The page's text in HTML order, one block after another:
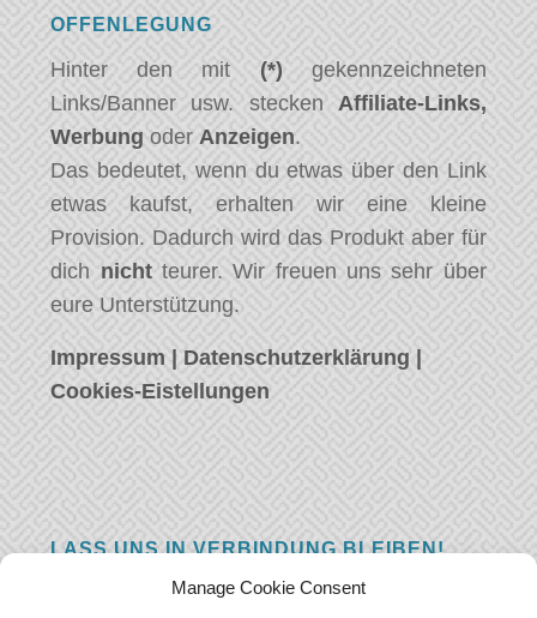
Manage Cookie Consent
OFFENLEGUNG
Hinter den mit (*) gekennzeichneten
Links/Banner usw. stecken Affiliate-Links,
Werbung oderAnzeigen.
Das bedeutet, wenn du etwas über den Link
etwas kaufst, erhalten wir eine kleine
Provision. Dadurch wird das Produkt aber für
dich nichtteurer. Wir freuen uns sehr über
eure Unterstützung.
Impressum | Datenschutzerklärung |
Cookies-Eistellungen
LASS UNS IN VERBINDUNG BLEIBEN!
Hast eine Frage, einen Kommentar, oder